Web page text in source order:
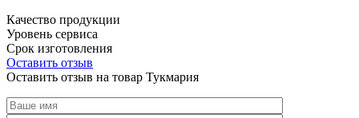
Качество продукции
Уровень сервиса
Срок изготовления
Оставить отзыв
Оставить отзыв на товар Тукмария